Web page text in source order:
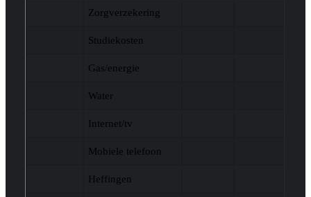
Zorgverzekering
Studiekosten
Gas/energie
Water
Internet/tv
Mobiele telefoon
Heffingen